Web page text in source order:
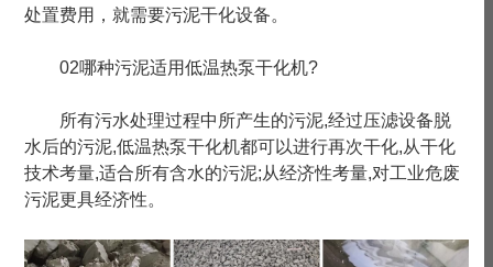
处置费用，就需要污泥干化设备。
02哪种污泥适用低温热泵干化机?
所有污水处理过程中所产生的污泥,经过压滤设备脱
水后的污泥,低温热泵干化机都可以进行再次干化,从干化
技术考量,适合所有含水的污泥;从经济性考量,对工业危废
污泥更具经济性。